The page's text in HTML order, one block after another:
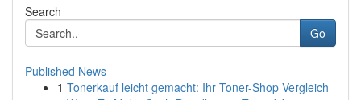
Search
Go
Published News
1 Tonerkauf leicht gemacht: Ihr Toner-Shop Vergleich